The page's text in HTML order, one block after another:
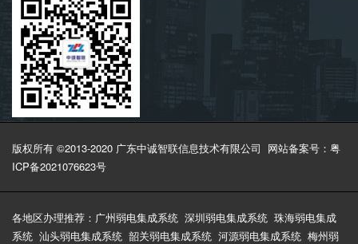
版权所有 ©2013-2020 广东中诚智联信息技术有限公司 网站备案号：粤
ICP备2021076623号
各地区办理推荐： 广州弱电集成系统 深圳弱电集成系统 珠海弱电集成
系统 汕头弱电集成系统 韶关弱电集成系统 河源弱电集成系统 梅州弱